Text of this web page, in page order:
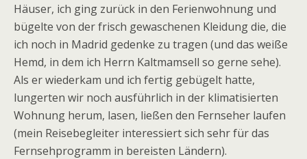
Häuser, ich ging zurück in den Ferienwohnung und
bügelte von der frisch gewaschenen Kleidung die, die
ich noch in Madrid gedenke zu tragen (und das weiße
Hemd, in dem ich Herrn Kaltmamsell so gerne sehe).
Als er wiederkam und ich fertig gebügelt hatte,
lungerten wir noch ausführlich in der klimatisierten
Wohnung herum, lasen, ließen den Fernseher laufen
(mein Reisebegleiter interessiert sich sehr für das
Fernsehprogramm in bereisten Ländern).